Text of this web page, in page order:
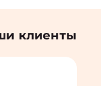
клиенты